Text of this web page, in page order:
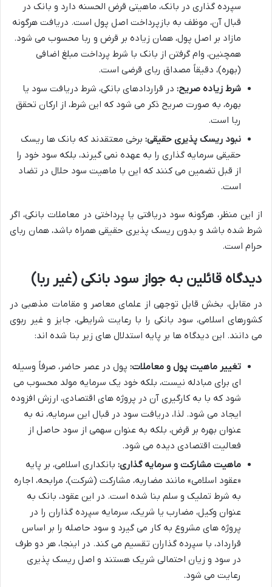
سپرده گذاری در بانک، ماهیتی قرض الحسنه دارد و بانک در
قبال آن، موظف به بازپرداخت اصل پول است. دریافت هرگونه
مازاد بر اصل پول، همان زیاده بر قرض و ربا محسوب می شود.
همچنین، وام گرفتن از بانک با شرط پرداخت مبلغ اضافی
(بهره)، دقیقاً مصداق ربای قرضی است.
شرط زیاده صریح: در قراردادهای بانکی، شرط دریافت سود یا
بهره، به صورت صریح ذکر می شود که این شرط، از ارکان تحقق
ربا است.
نبود ریسک پذیری حقیقی: برخی معتقدند که بانک ها ریسک
حقیقی سرمایه گذاری را به عهده نمی گیرند، بلکه سود خود را
از قبل تضمین می کنند که این با ماهیت سود حلال در تضاد
است.
از این منظر، هرگونه سود دریافتی یا پرداختی در معاملات بانکی، اگر
شرط شده باشد و بدون ریسک پذیری حقیقی همراه باشد، همان ربای
حرام است.
دیدگاه قائلین به جواز سود بانکی (غیر ربا)
در مقابل، بخش قابل توجهی از علمای معاصر و مقامات مذهبی در
کشورهای اسلامی، سود بانکی را با رعایت شرایطی، جایز و غیر ربوی
می دانند. این دیدگاه ها بر پایه استدلال های زیر بنا شده اند:
تغییر ماهیت پول و معاملات: پول در عصر حاضر، صرفاً وسیله
ای برای مبادله نیست، بلکه خود یک سرمایه مولد محسوب می
شود که با به کارگیری آن در پروژه های اقتصادی، ارزش افزوده
ایجاد می شود. لذا، دریافت سود در قبال این سرمایه، نه به
عنوان بهره بر قرض، بلکه به عنوان سهمی از سود حاصل از
فعالیت اقتصادی دیده می شود.
ماهیت مشارکت و سرمایه گذاری: بانکداری اسلامی، بر پایه
«عقود اسلامی» مانند مضاربه، مشارکت (شرکت)، مرابحه، اجاره
به شرط تملیک و سلم بنا شده است. در این عقود، بانک به
عنوان وکیل، مضارب یا شریک، سرمایه سپرده گذاران را در
پروژه های مشروع به کار می گیرد و سود حاصله را بر اساس
قرارداد، با سپرده گذاران تقسیم می کند. در اینجا، هر دو طرف
در سود و زیان احتمالی شریک هستند و اصل ریسک پذیری
رعایت می شود.